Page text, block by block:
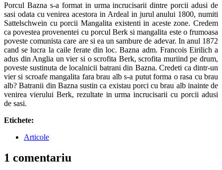
Porcul Bazna s-a format in urma incrucisarii dintre porcii adusi de
sasi odata cu venirea acestora in Ardeal in jurul anului 1800, numiti
Sattelschwein cu porcii Mangalita existenti in aceste zone. Credem
ca povestea provenentei cu porcul Berk si mangalita este o frumoasa
poveste comunista care are si ea un sambure de adevar. In anul 1872
cand se lucra la caile ferate din loc. Bazna adm. Francois Eirilich a
adus din Anglia un vier si o scrofita Berk, scrofita muriind pe drum,
poveste sustinuta de localnicii batrani din Bazna. Credeti ca dintr-un
vier si scroafe mangalita fara brau alb s-a putut forma o rasa cu brau
alb? Batranii din Bazna sustin ca existau porci cu brau alb inainte de
venirea vierului Berk, rezultate in urma incrucisarii cu porcii adusi
de sasi.
Etichete:
Articole
1 comentariu